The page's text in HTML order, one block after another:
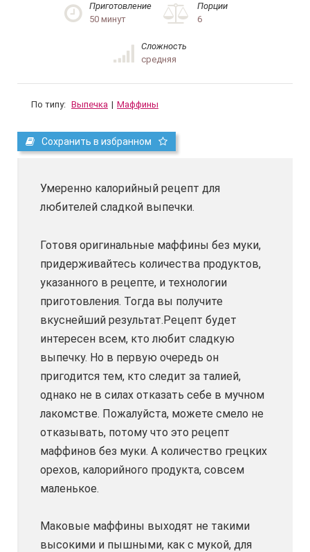
Приготовление
50 минут
Порции
6
Сложность
средняя
По типу: Выпечка | Маффины
Сохранить в избранном
Умеренно калорийный рецепт для
любителей сладкой выпечки.
Готовя оригинальные маффины без муки,
придерживайтесь количества продуктов,
указанного в рецепте, и технологии
приготовления. Тогда вы получите
вкуснейший результат.Рецепт будет
интересен всем, кто любит сладкую
выпечку. Но в первую очередь он
пригодится тем, кто следит за талией,
однако не в силах отказать себе в мучном
лакомстве. Пожалуйста, можете смело не
отказывать, потому что это рецепт
маффинов без муки. А количество грецких
орехов, калорийного продукта, совсем
маленькое.
Маковые маффины выходят не такими
высокими и пышными, как с мукой, для